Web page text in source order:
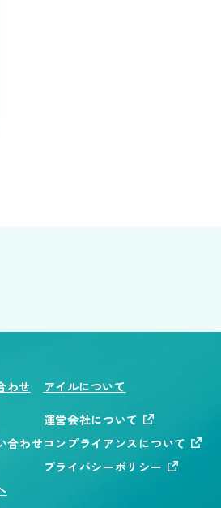
わせ
合わせ
アイルについて
運営会社について
コンプライアンスについて
プライバシーポリシー